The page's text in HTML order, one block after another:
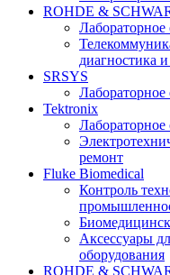
ROHDE &
Лабораторное
диагностика
SRSYS
Лабораторное
Tektronix
Лабораторное
ремонт
Fluke Biomedical
Контроль
Аксессуары
оборудования
ROHDE &